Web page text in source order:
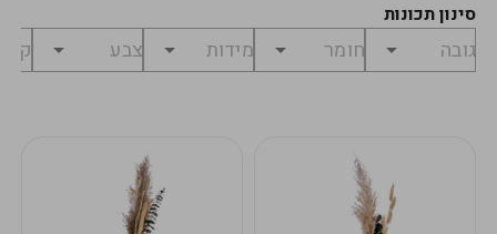
סינון תכונות
מחיר
לפני
₪0
לתשלום